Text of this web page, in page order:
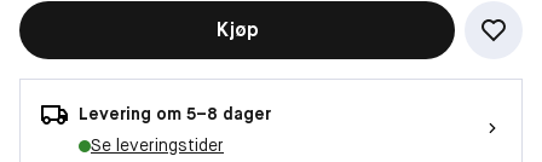
Kjøp
Levering om 5–8 dager
Se leveringstider